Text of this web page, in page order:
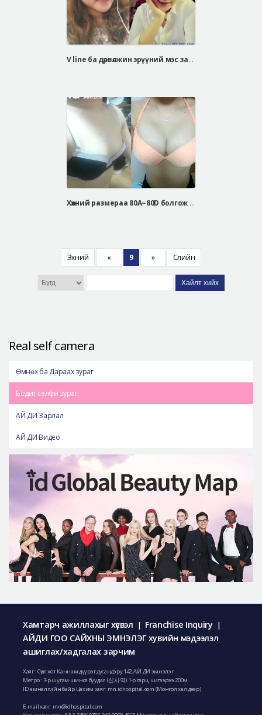
V line ба дөрвөлжин эрүүний мэс засал
Хөхний размераа 80A~80D болгож томруулсан.
Эхний « 9 » Сүүлийн
Хайлт хийх
Real self camera
Өмнөх ба Дараах зураг
Бодит селфи зураг
АЙ ДИ Зарлал
АЙ ДИ Видео
Хамтарч ажиллахыг хүсвэл | Franchise Inquiry |
АЙДИ ГОО САЙХНЫ ЭМНЭЛЭГ хувийн мэдээлэл
ашиглах/хадгалах зарчим
Хаяг : Сөүл хот Каннам дүүрэг дусандэру 142, АЙ ДИ эмнэлэг
Метро : 3-р шугам шинса буудал (신사역) 1-р гарц, чигээрээ 200м
ID эмнэлгийн байр Цахим хаяг: mn.idhospital.com (Монгол хэл дээр)
E-mail хаяг: mn@idhospital.com